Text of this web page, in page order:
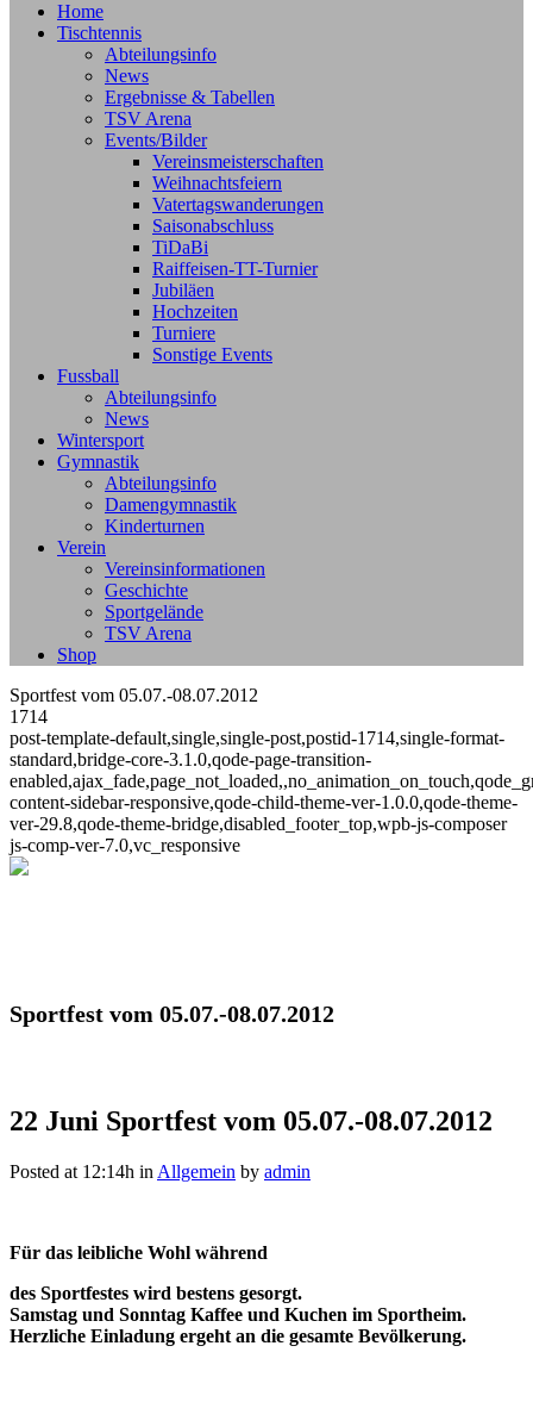
Home
Tischtennis
Abteilungsinfo
News
Ergebnisse & Tabellen
TSV Arena
Events/Bilder
Vereinsmeisterschaften
Weihnachtsfeiern
Vatertagswanderungen
Saisonabschluss
TiDaBi
Raiffeisen-TT-Turnier
Jubiläen
Hochzeiten
Turniere
Sonstige Events
Fussball
Abteilungsinfo
News
Wintersport
Gymnastik
Abteilungsinfo
Damengymnastik
Kinderturnen
Verein
Vereinsinformationen
Geschichte
Sportgelände
TSV Arena
Shop
Sportfest vom 05.07.-08.07.2012
1714
post-template-default,single,single-post,postid-1714,single-format-
standard,bridge-core-3.1.0,qode-page-transition-
content-sidebar-responsive,qode-child-theme-ver-1.0.0,qode-theme-
ver-29.8,qode-theme-bridge,disabled_footer_top,wpb-js-composer
js-comp-ver-7.0,vc_responsive
Sportfest vom 05.07.-08.07.2012
22 Juni Sportfest vom 05.07.-08.07.2012
Posted at 12:14h in Allgemein by admin
Für das leibliche Wohl während
des Sportfestes wird bestens gesorgt.
Samstag und Sonntag Kaffee und Kuchen im Sportheim.
Herzliche Einladung ergeht an die gesamte Bevölkerung.